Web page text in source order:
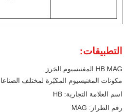
التطبيقات:
HB MAG المغنيسيوم الخرز
مكونات المغنيسيوم المكبّرة لمختلف
اسم العلامة التجارية: HB
رقم الطراز: MAG